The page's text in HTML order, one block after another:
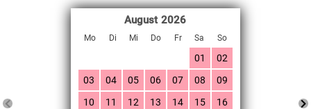
August 2026
Mo Di Mi Do Fr Sa So
01
02
03
04 05 06 07 08
09
10
11 12 13 14 15
16